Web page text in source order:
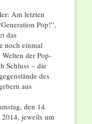
Am letzten
Pop!”,
das
noch einmal
der Pop-
Schluss – die
des
aus
den 14.
jeweils um